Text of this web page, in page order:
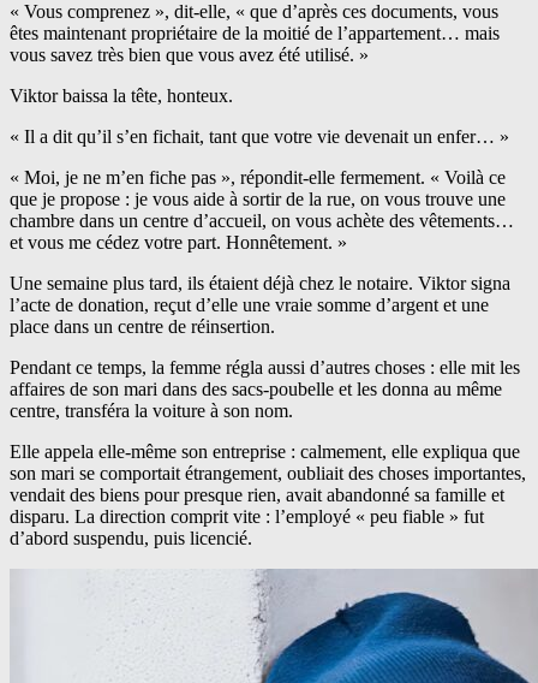
« Vous comprenez », dit-elle, « que d’après ces documents, vous
êtes maintenant propriétaire de la moitié de l’appartement… mais
vous savez très bien que vous avez été utilisé. »
Viktor baissa la tête, honteux.
« Il a dit qu’il s’en fichait, tant que votre vie devenait un enfer… »
« Moi, je ne m’en fiche pas », répondit-elle fermement. « Voilà ce
que je propose : je vous aide à sortir de la rue, on vous trouve une
chambre dans un centre d’accueil, on vous achète des vêtements…
et vous me cédez votre part. Honnêtement. »
Une semaine plus tard, ils étaient déjà chez le notaire. Viktor signa
l’acte de donation, reçut d’elle une vraie somme d’argent et une
place dans un centre de réinsertion.
Pendant ce temps, la femme régla aussi d’autres choses : elle mit les
affaires de son mari dans des sacs-poubelle et les donna au même
centre, transféra la voiture à son nom.
Elle appela elle-même son entreprise : calmement, elle expliqua que
son mari se comportait étrangement, oubliait des choses importantes,
vendait des biens pour presque rien, avait abandonné sa famille et
disparu. La direction comprit vite : l’employé « peu fiable » fut
d’abord suspendu, puis licencié.